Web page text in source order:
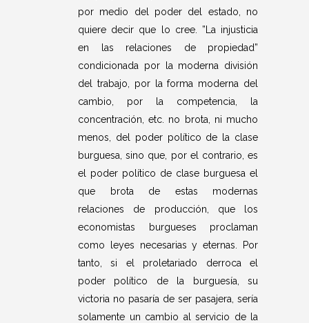
por medio del poder del estado, no
quiere decir que lo cree. ”La injusticia
en las relaciones de propiedad”
condicionada por la moderna división
del trabajo, por la forma moderna del
cambio, por la competencia, la
concentración, etc. no brota, ni mucho
menos, del poder político de la clase
burguesa, sino que, por el contrario, es
el poder político de clase burguesa el
que brota de estas modernas
relaciones de producción, que los
economistas burgueses proclaman
como leyes necesarias y eternas. Por
tanto, si el proletariado derroca el
poder político de la burguesía, su
victoria no pasaría de ser pasajera, sería
solamente un cambio al servicio de la